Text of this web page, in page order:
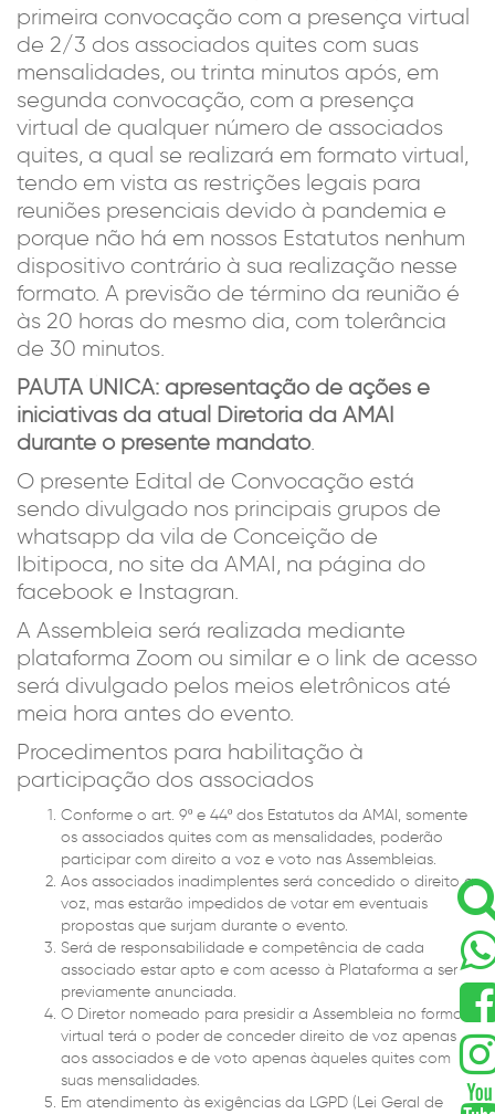
primeira convocação com a presença virtual
de 2/3 dos associados quites com suas
mensalidades, ou trinta minutos após, em
segunda convocação, com a presença
virtual de qualquer número de associados
quites, a qual se realizará em formato virtual,
tendo em vista as restrições legais para
reuniões presenciais devido à pandemia e
porque não há em nossos Estatutos nenhum
dispositivo contrário à sua realização nesse
formato. A previsão de término da reunião é
às 20 horas do mesmo dia, com tolerância
de 30 minutos.
PAUTA ÚNICA: apresentação de ações e
iniciativas da atual Diretoria da AMAI
durante o presente mandato.
O presente Edital de Convocação está
sendo divulgado nos principais grupos de
whatsapp da vila de Conceição de
Ibitipoca, no site da AMAI, na página do
facebook e Instagran.
A Assembleia será realizada mediante
plataforma Zoom ou similar e o link de acesso
será divulgado pelos meios eletrônicos até
meia hora antes do evento.
Procedimentos para habilitação à
participação dos associados
Conforme o art. 9º e 44º dos Estatutos da AMAI, somente
os associados quites com as mensalidades, poderão
participar com direito a voz e voto nas Assembleias.
Aos associados inadimplentes será concedido o direito a
voz, mas estarão impedidos de votar em eventuais
propostas que surjam durante o evento.
Será de responsabilidade e competência de cada
associado estar apto e com acesso à Plataforma a ser
previamente anunciada.
O Diretor nomeado para presidir a Assembleia no formato
virtual terá o poder de conceder direito de voz apenas
aos associados e de voto apenas àqueles quites com
suas mensalidades.
Em atendimento às exigências da LGPD (Lei Geral de